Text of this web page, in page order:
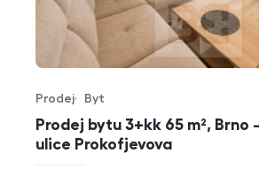
Prodej bytu 3+kk 65 m², Brno
ulice Prokofjevova
Typ nabídky
Prodej
Typ nemovitosti
Byt